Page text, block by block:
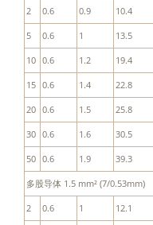
2 0.6 0.9 10.4
5 0.6 1 13.5
10 0.6 1.2 19.4
15 0.6 1.4 22.8
20 0.6 1.5 25.8
30 0.6 1.6 30.5
50 0.6 1.9 39.3
多股导体 1.5 mm² (7/0.53mm)
2 0.6 1 12.1